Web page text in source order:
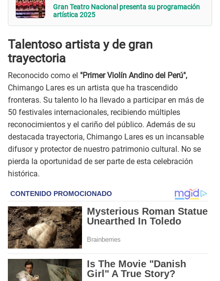
Gran Teatro Nacional presenta su programación
artística 2025
Talentoso artista y de gran
trayectoria
Reconocido como el "Primer Violín Andino del Perú",
Chimango Lares es un artista que ha trascendido
fronteras. Su talento lo ha llevado a participar en más de
50 festivales internacionales, recibiendo múltiples
reconocimientos y el cariño del público. Además de su
destacada trayectoria, Chimango Lares es un incansable
difusor y protector de nuestro patrimonio cultural. No se
pierda la oportunidad de ser parte de esta celebración
histórica.